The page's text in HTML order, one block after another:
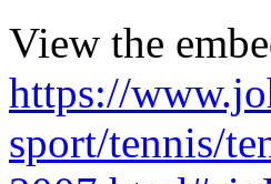
View the
https://
sport/tennis/